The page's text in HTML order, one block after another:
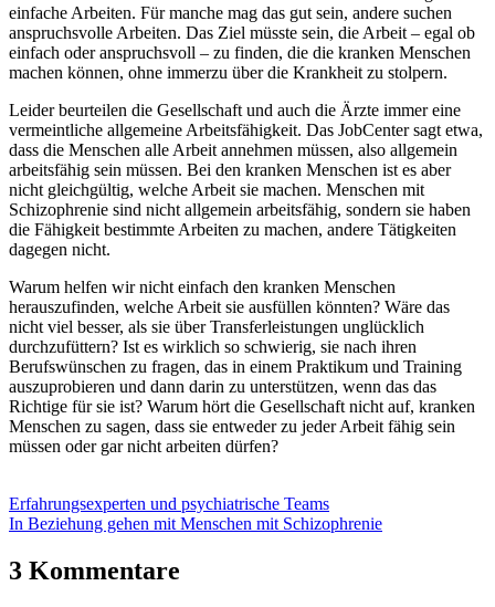
einfache Arbeiten. Für manche mag das gut sein, andere suchen
anspruchsvolle Arbeiten. Das Ziel müsste sein, die Arbeit – egal ob
einfach oder anspruchsvoll – zu finden, die die kranken Menschen
machen können, ohne immerzu über die Krankheit zu stolpern.
Leider beurteilen die Gesellschaft und auch die Ärzte immer eine
vermeintliche allgemeine Arbeitsfähigkeit. Das JobCenter sagt etwa,
dass die Menschen alle Arbeit annehmen müssen, also allgemein
arbeitsfähig sein müssen. Bei den kranken Menschen ist es aber
nicht gleichgültig, welche Arbeit sie machen. Menschen mit
Schizophrenie sind nicht allgemein arbeitsfähig, sondern sie haben
die Fähigkeit bestimmte Arbeiten zu machen, andere Tätigkeiten
dagegen nicht.
Warum helfen wir nicht einfach den kranken Menschen
herauszufinden, welche Arbeit sie ausfüllen könnten? Wäre das
nicht viel besser, als sie über Transferleistungen unglücklich
durchzufüttern? Ist es wirklich so schwierig, sie nach ihren
Berufswünschen zu fragen, das in einem Praktikum und Training
auszuprobieren und dann darin zu unterstützen, wenn das das
Richtige für sie ist? Warum hört die Gesellschaft nicht auf, kranken
Menschen zu sagen, dass sie entweder zu jeder Arbeit fähig sein
müssen oder gar nicht arbeiten dürfen?
Beitragsnavigation
Vorheriger
Beitrag:
Erfahrungsexperten und psychiatrische Teams
Nächster
In Beziehung gehen mit Menschen mit Schizophrenie
3 Kommentare